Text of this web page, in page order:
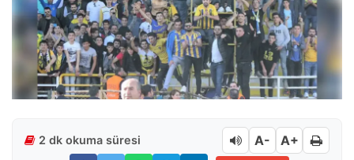
2 dk okuma süresi A- A+